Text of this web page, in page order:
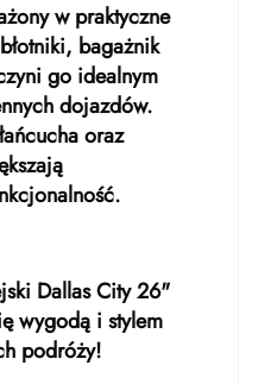
w praktyczne
bagażnik
go idealnym
dojazdów.
oraz
Dallas City 26"
wygodą i stylem
podróży!